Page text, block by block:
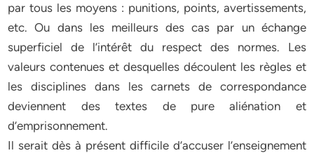
par tous les moyens : punitions, points, avertissements,
etc. Ou dans les meilleurs des cas par un échange
superficiel de l’intérêt du respect des normes. Les
valeurs contenues et desquelles découlent les règles et
les disciplines dans les carnets de correspondance
deviennent des textes de pure aliénation et
d’emprisonnement.
Il serait dès à présent difficile d’accuser l’enseignement